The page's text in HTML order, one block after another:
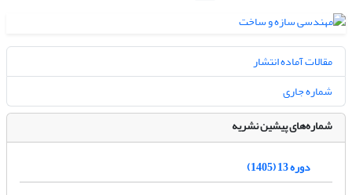
مقالات آماده انتشار
شماره جاری
شماره‌های پیشین نشریه
دوره 13 (1405)